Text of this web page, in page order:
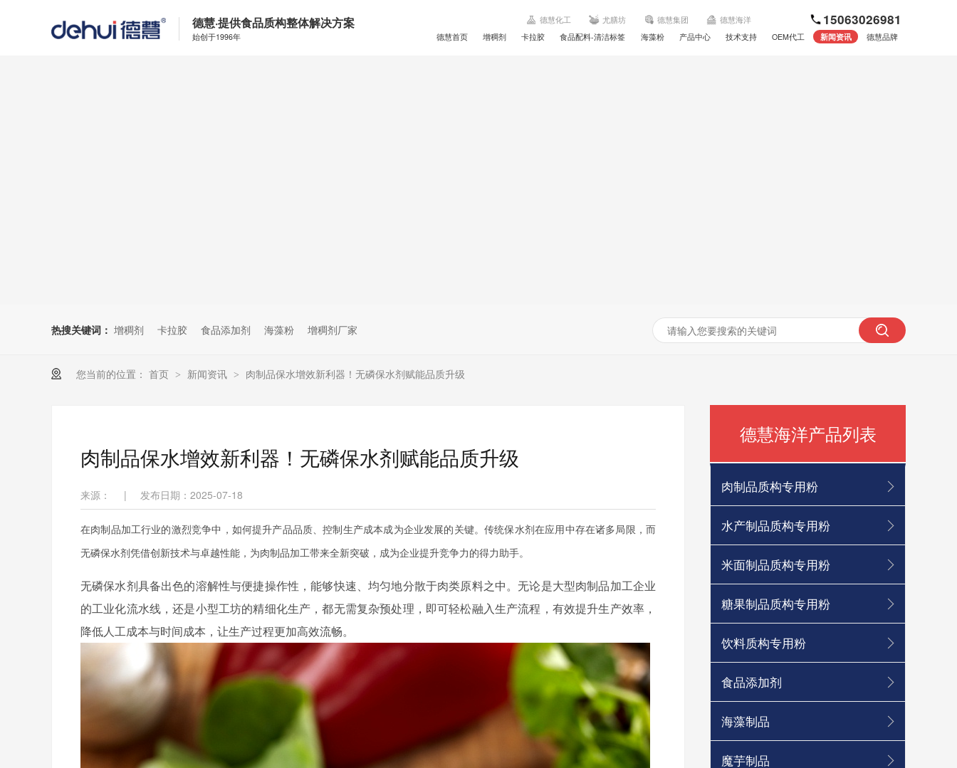
德慧·提供食品质构整体解决方案
始创于1996年
德慧化工 尤膳坊 德慧集团 德慧海洋 15063026981
德慧首页 增稠剂 卡拉胶 食品配料-清洁标签 海藻粉 产品中心 技术支持 OEM代工 新闻资讯 德慧品牌
热搜关键词： 增稠剂 卡拉胶 食品添加剂 海藻粉 增稠剂厂家
您当前的位置： 首页 > 新闻资讯 > 肉制品保水增效新利器！无磷保水剂赋能品质升级
肉制品保水增效新利器！无磷保水剂赋能品质升级
来源： | 发布日期：2025-07-18
在肉制品加工行业的激烈竞争中，如何提升产品品质、控制生产成本成为企业发展的关键。传统保水剂在应用中存在诸多局限，而
无磷保水剂凭借创新技术与卓越性能，为肉制品加工带来全新突破，成为企业提升竞争力的得力助手。
无磷保水剂具备出色的溶解性与便捷操作性，能够快速、均匀地分散于肉类原料之中。无论是大型肉制品加工企业
的工业化流水线，还是小型工坊的精细化生产，都无需复杂预处理，即可轻松融入生产流程，有效提升生产效率，
降低人工成本与时间成本，让生产过程更加高效流畅。
德慧海洋产品列表
肉制品质构专用粉
水产制品质构专用粉
米面制品质构专用粉
糖果制品质构专用粉
饮料质构专用粉
食品添加剂
海藻制品
魔芋制品